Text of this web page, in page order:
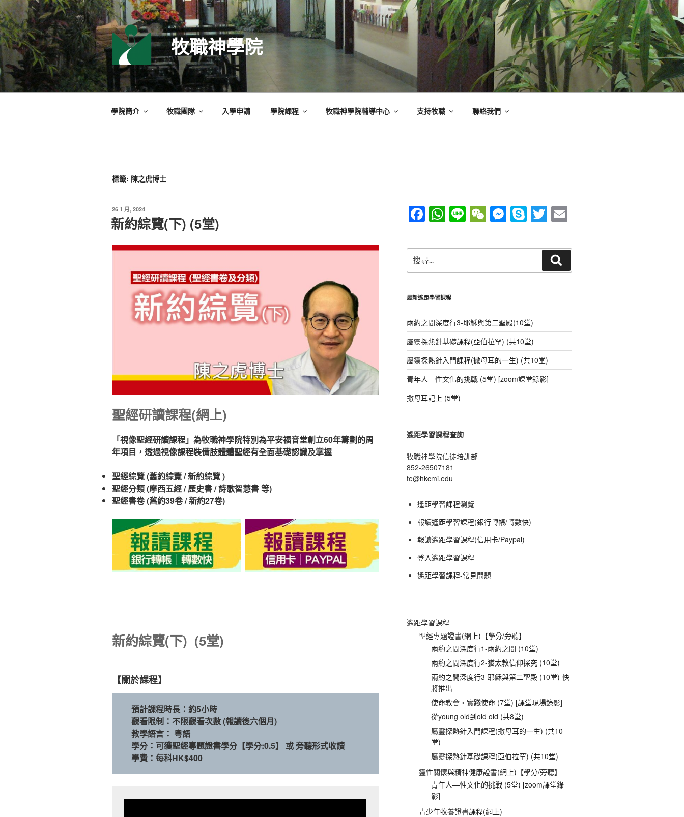
跳
至
主
要
內
容
牧職神學院
學院簡介 牧職團隊 入學申請 學院課程 牧職神學院輔導中心 支持牧職 聯絡我們
標籤: 陳之虎博士
發
佈
於
26 1 月, 2024
新約綜覽(下) (5堂)
聖經研讀課程(網上)
「視像聖經研讀課程」為牧職神學院特別為平安福音堂創立60年籌劃的周
年項目，透過視像課程裝備肢體體聖經有全面基礎認識及掌握
聖經綜覽 (舊約綜覽 / 新約綜覽 )
聖經分類 (摩西五經 / 歷史書 / 詩歌智慧書 等)
聖經書卷 (舊約39卷 / 新約27卷)
新約綜覽(下) (5堂)
【關於課程】
預計課程時長：約5小時
觀看限制：不限觀看次數 (報讀後六個月)
教學語言： 粵語
學分： 可獲聖經專題證書學分【學分:0.5】 或 旁聽形式收讀
學費：每科HK$400
F
a
c
e
b
o
o
k
W
h
at
A
p
p
Li
n
e
W
e
C
at
M
e
ss
n
er
S
ky
p
T
wi
tt
er
E
ail
尋
關
字:
尋
最新遙距學習課程
兩約之間深度行3-耶穌與第二聖殿(10堂)
屬靈探熱針基礎課程(亞伯拉罕) (共10堂)
屬靈探熱針入門課程(撒母耳的一生) (共10堂)
青年人—性文化的挑戰 (5堂) [zoom課堂錄影]
撒母耳記上 (5堂)
遙距學習課程查詢
牧職神學院信徒培訓部
852-26507181
te@hkcmi.edu
遙距學習課程瀏覽
報讀遙距學習課程(銀行轉帳/轉數快)
報讀遙距學習課程(信用卡/Paypal)
登入遙距學習課程
遙距學習課程-常見問題
遙距學習課程
聖經專題證書(網上)【學分/旁聽】
兩約之間深度行1-兩約之間 (10堂)
兩約之間深度行2-猶太教信仰探究 (10堂)
兩約之間深度行3-耶穌與第二聖殿 (10堂)-快
將推出
使命教會‧實踐使命 (7堂) [課堂現場錄影]
從young old到old old (共8堂)
屬靈探熱針入門課程(撒母耳的一生) (共10
堂)
屬靈探熱針基礎課程(亞伯拉罕) (共10堂)
靈性關懷與精神健康證書(網上)【學分/旁聽】
青年人—性文化的挑戰 (5堂) [zoom課堂錄
影]
青少年牧養證書課程(網上)